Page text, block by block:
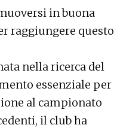
in buona
raggiungere questo
nella ricerca del
essenziale per
al campionato
il club ha